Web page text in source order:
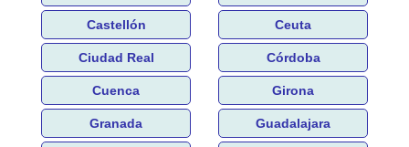
Castellón Ceuta
Ciudad Real Córdoba
Cuenca Girona
Granada Guadalajara